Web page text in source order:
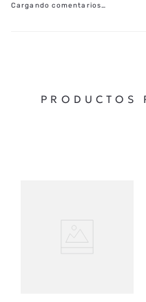
Cargando comentarios…
PRODUCTOS